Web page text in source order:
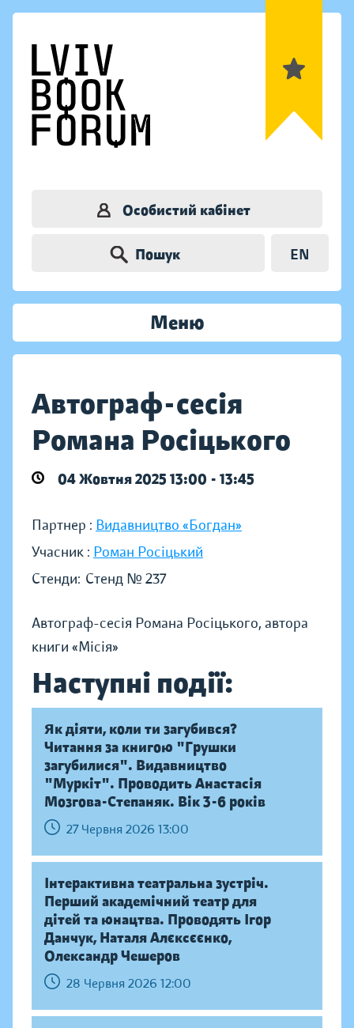
Особистий кабінет
Пошук EN
Меню
Автограф-сесія
Романа Росіцького
04 Жовтня 2025 13:00 - 13:45
Партнер : Видавництво «Богдан»
Учасник : Роман Росіцький
Стенди: Стенд № 237
Автограф-сесія Романа Росіцького, автора
книги «Місія»
Наступні події:
Як діяти, коли ти загубився?
Читання за книгою "Грушки
загубилися". Видавництво
"Муркіт". Проводить Анастасія
Мозгова-Степаняк. Вік 3-6 років
27 Червня 2026 13:00
Інтерактивна театральна зустріч.
Перший академічний театр для
дітей та юнацтва. Проводять Ігор
Данчук, Наталя Алєксєєнко,
Олександр Чешеров
28 Червня 2026 12:00